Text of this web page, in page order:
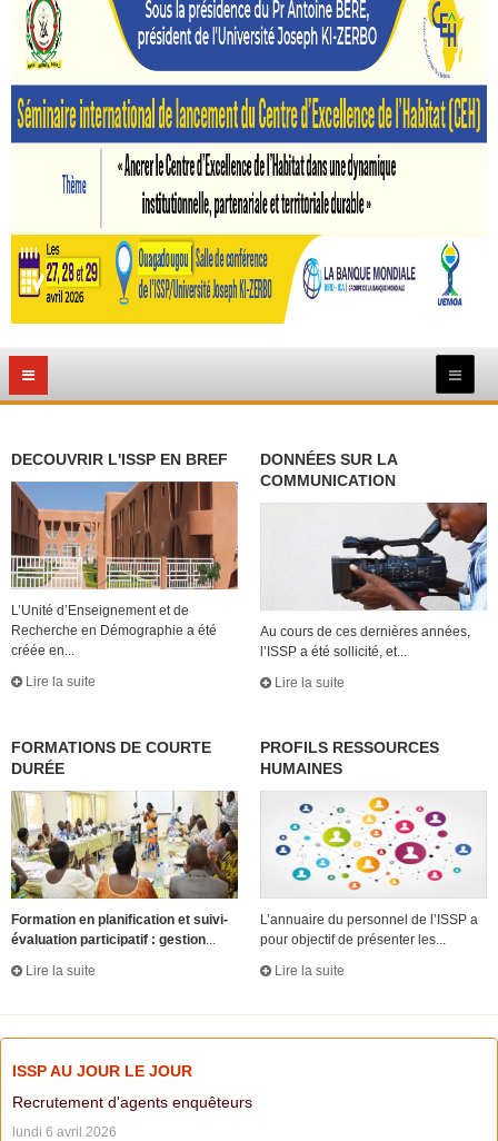
DECOUVRIR L'ISSP EN BREF
L’Unité d’Enseignement et de
Recherche en Démographie a été
créée en...
Lire la suite
DONNÉES SUR LA
COMMUNICATION
Au cours de ces dernières années,
l’ISSP a été sollicité, et...
Lire la suite
FORMATIONS DE COURTE
DURÉE
Formation en planification et suivi-
évaluation participatif : gestion...
Lire la suite
PROFILS RESSOURCES
HUMAINES
L’annuaire du personnel de l’ISSP a
pour objectif de présenter les...
Lire la suite
ISSP AU JOUR LE JOUR
Recrutement d'agents enquêteurs
lundi 6 avril 2026